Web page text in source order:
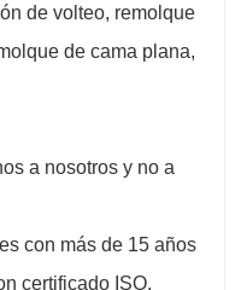
de volteo, remolque
de cama plana,
a nosotros y no a
con más de 15 años
certificado ISO,